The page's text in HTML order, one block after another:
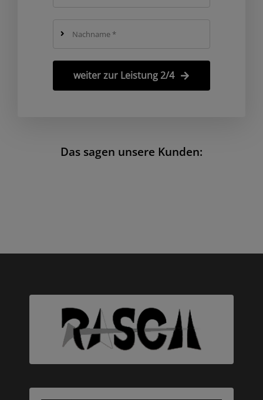
Das sagen unsere Kunden:
weiter zur Leistung 2/4